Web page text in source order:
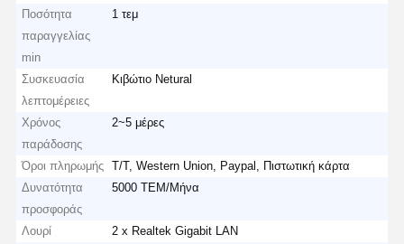
Ποσότητα
παραγγελίας
min
1 τεμ
Συσκευασία
λεπτομέρειες
Κιβώτιο Netural
Χρόνος
παράδοσης
2~5 μέρες
Όροι πληρωμής
T/T, Western Union, Paypal, Πιστωτική κάρτα
Δυνατότητα
προσφοράς
5000 ΤΕΜ/Μήνα
Λουρί
2 x Realtek Gigabit LAN